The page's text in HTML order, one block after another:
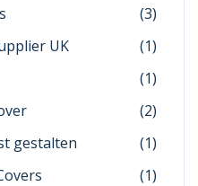
(3)
UK
(1)
(1)
(2)
gestalten
(1)
(1)